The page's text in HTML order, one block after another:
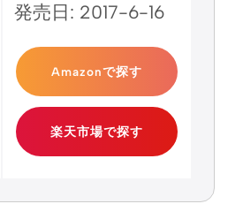
発売日: 2017-6-16
Amazonで探す
楽天市場で探す